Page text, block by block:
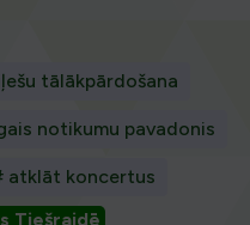
tālākpārdošana
notikumu pavadonis
atklāt koncertus
Tiešraidē